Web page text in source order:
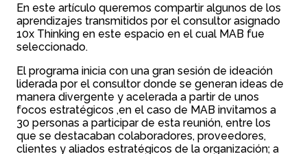
En este artículo queremos compartir algunos de los
aprendizajes transmitidos por el consultor asignado
10x Thinking en este espacio en el cual MAB fue
seleccionado.
El programa inicia con una gran sesión de ideación
liderada por el consultor donde se generan ideas de
manera divergente y acelerada a partir de unos
focos estratégicos ,en el caso de MAB invitamos a
30 personas a participar de esta reunión, entre los
que se destacaban colaboradores, proveedores,
clientes y aliados estratégicos de la organización; a